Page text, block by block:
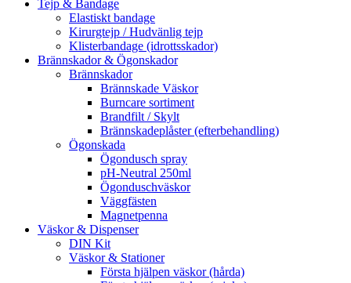
Tejp & Bandage
Elastiskt bandage
Kirurgtejp / Hudvänlig tejp
Klisterbandage (idrottsskador)
Brännskador & Ögonskador
Brännskador
Brännskade Väskor
Burncare sortiment
Brandfilt / Skylt
Brännskadeplåster (efterbehandling)
Ögonskada
Ögondusch spray
pH-Neutral 250ml
Ögonduschväskor
Väggfästen
Magnetpenna
Väskor & Dispenser
DIN Kit
Väskor & Stationer
Första hjälpen väskor (hårda)